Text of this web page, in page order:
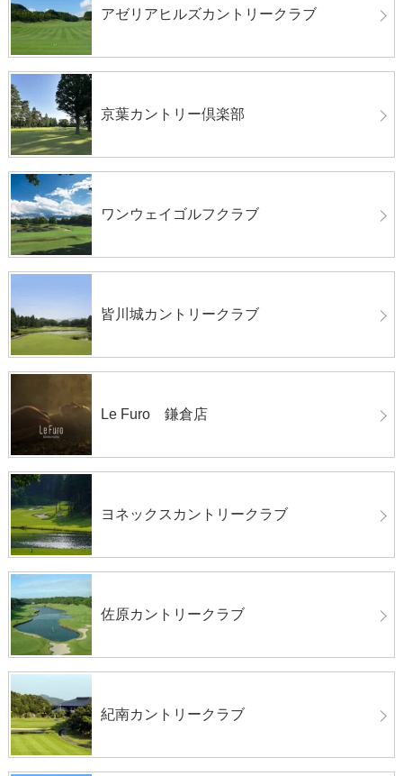
アゼリアヒルズカントリークラブ
京葉カントリー倶楽部
ワンウェイゴルフクラブ
皆川城カントリークラブ
Le Furo 鎌倉店
ヨネックスカントリークラブ
佐原カントリークラブ
紀南カントリークラブ